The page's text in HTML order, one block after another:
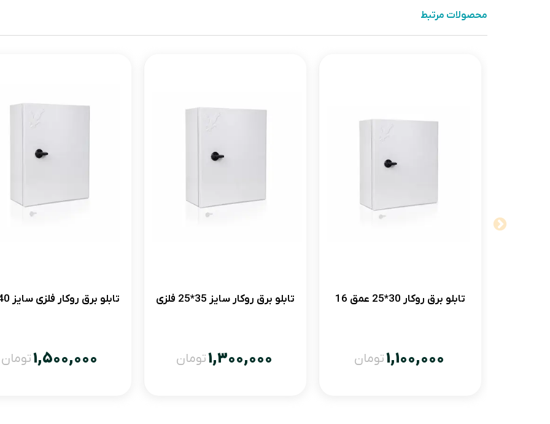
محصولات مرتبط
تابلو برق روکار 30*25 عمق 16
1,100,000تومان
تابلو برق روکار سایز 35*25 فلزی
1,300,000تومان
تابلو برق روکار فلزی سایز 40*30
1,500,000تومان